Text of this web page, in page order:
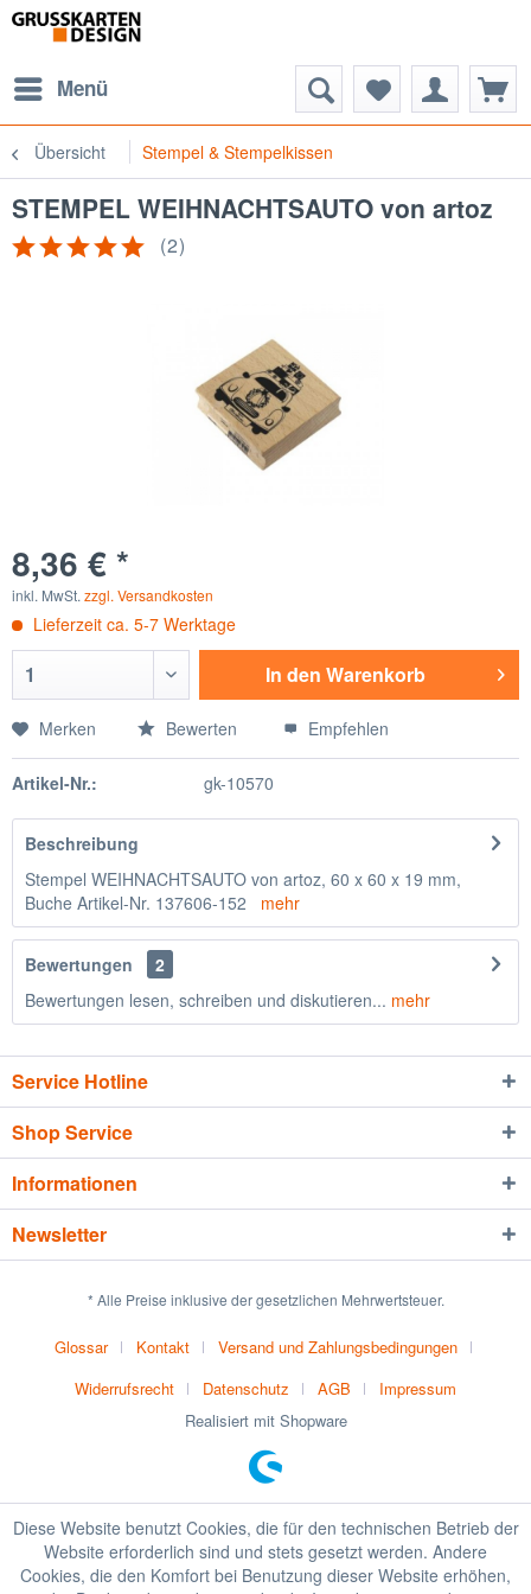
Menü
Übersicht Stempel & Stempelkissen
STEMPEL WEIHNACHTSAUTO von artoz
(2)
8,36 € *
inkl. MwSt. zzgl. Versandkosten
Lieferzeit ca. 5-7 Werktage
In den Warenkorb
Merken Bewerten Empfehlen
Artikel-Nr.: gk-10570
Beschreibung
Stempel WEIHNACHTSAUTO von artoz, 60 x 60 x 19 mm,
Buche Artikel-Nr. 137606-152 mehr
Bewertungen
2
Bewertungen lesen, schreiben und diskutieren... mehr
Service Hotline
Shop Service
Informationen
Newsletter
* Alle Preise inklusive der gesetzlichen Mehrwertsteuer.
Glossar Kontakt
Versand und Zahlungsbedingungen
Widerrufsrecht
Datenschutz AGB
Impressum
Realisiert mit Shopware
Diese Website benutzt Cookies, die für den technischen Betrieb der
Website erforderlich sind und stets gesetzt werden. Andere
Cookies, die den Komfort bei Benutzung dieser Website erhöhen,